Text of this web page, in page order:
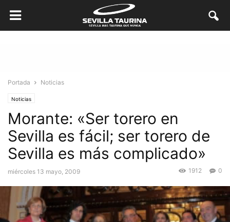
Portada Noticias
Noticias
Morante: «Ser torero en
Sevilla es fácil; ser torero de
Sevilla es más complicado»
miércoles 13 mayo, 2009 0
1912